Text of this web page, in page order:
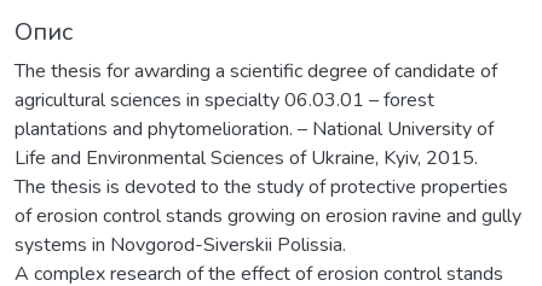
Опис
The thesis for awarding a scientific degree of candidate of
agricultural sciences in specialty 06.03.01 – forest
plantations and phytomelioration. – National University of
Life and Environmental Sciences of Ukraine, Kyiv, 2015.
The thesis is devoted to the study of protective properties
of erosion control stands growing on erosion ravine and gully
systems in Novgorod-Siverskii Polissia.
A complex research of the effect of erosion control stands